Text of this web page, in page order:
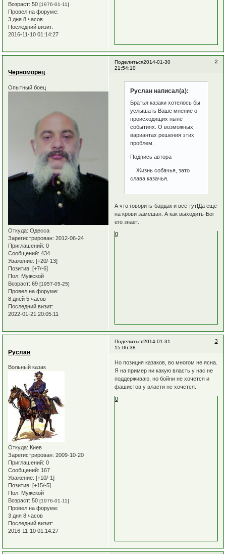
Возраст: 50[1976-01-11]
Провел на форуме:
3 дня 8 часов
Последний визит:
2016-11-10 01:14:27
Поделиться 2
2014-01-30
21:54:10
Черноморец
Опытный боец
Откуда: Одесса
Зарегистрирован: 2012-06-24
Приглашений: 0
Сообщений: 434
Уважение: [+20/-13]
Позитив: [+7/-6]
Пол: Мужской
Возраст: 69[1957-05-25]
Провел на форуме:
8 дней 5 часов
Последний визит:
2022-01-21 20:05:11
Руслан написал(а):
Братья казаки хотелось бы
услышать Ваше мнение о
происходящих ныне
событиях. О возможных
вариантах решения этих
проблем.
Подпись автора
Жизнь собачья, зато
слава казачья.
А что говорить-бардак и всё тут!Да ещё
на крови замешан. А как выходить-Бог
его знает.
0
Поделиться 3
2014-01-31
15:06:38
Руслан
Вольный казак
Откуда: Киев
Зарегистрирован: 2009-10-20
Приглашений: 0
Сообщений: 167
Уважение: [+10/-1]
Позитив: [+15/-5]
Пол: Мужской
Возраст: 50[1976-01-11]
Провел на форуме:
3 дня 8 часов
Последний визит:
2016-11-10 01:14:27
Но позиция казаков, во многом не ясна.
Я на пример ни какую власть у нас не
поддерживаю, но бойни не хочется и
фашистов у власти не хочется.
0